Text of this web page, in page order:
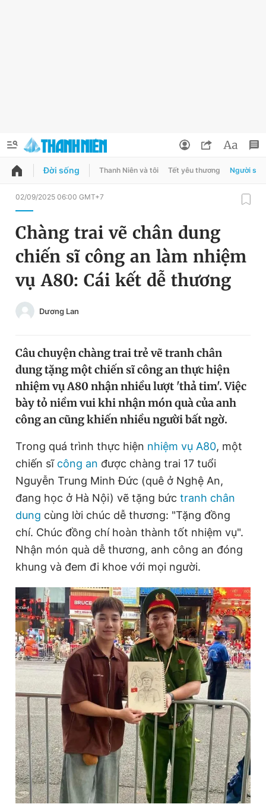
QUẢNG CÁO ĐẶT BÁO
Chuyên mục
Chuyên mục khác
Chào ngày mới
Video Magazine
Sản phẩm khác
Tiện ích Bạn cần biết
Thông tin tòa soạn Liên hệ quảng cáo
Đọc Thanh Niên trên điện thoại
Theo dõi báo trên
0906 645 777
Liên hệ quảng cáo
0908 780 404
Đặt báo Quảng cáo RSS Tòa soạn Chính sách bảo
Tổng biên tập: Nguyễn Ngọc Toàn
Phó tổng biên tập thường trực: Hải Thành
Phó tổng biên tập: Lâm Hiếu Dũng
Phó tổng biên tập: Trần Việt Hưng
Tổng thư ký tòa soạn: Đức Trung
Đổi mật khẩu
Tin đã lưu
Đời sống Thanh Niên và tôi Tết yêu thương Người
02/09/2025 06:00 GMT+7
Chàng trai vẽ chân dung
chiến sĩ công an làm nhiệm
vụ A80: Cái kết dễ thương
Dương Lan
Câu chuyện chàng trai trẻ vẽ tranh chân
dung tặng một chiến sĩ công an thực hiện
nhiệm vụ A80 nhận nhiều lượt 'thả tim'. Việc
bày tỏ niềm vui khi nhận món quà của anh
công an cũng khiến nhiều người bất ngờ.
Trong quá trình thực hiện nhiệm vụ A80, một
chiến sĩ công an được chàng trai 17 tuổi
Nguyễn Trung Minh Đức (quê ở Nghệ An,
đang học ở Hà Nội) vẽ tặng bức tranh chân
dung cùng lời chúc dễ thương: "Tặng đồng
chí. Chúc đồng chí hoàn thành tốt nhiệm vụ".
Nhận món quà dễ thương, anh công an đóng
khung và đem đi khoe với mọi người.